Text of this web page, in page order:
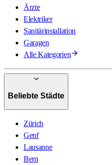
Ärzte
Elektriker
Sanitärinstallation
Garagen
Alle Kategorien
Beliebte Städte
Zürich
Genf
Lausanne
Bern